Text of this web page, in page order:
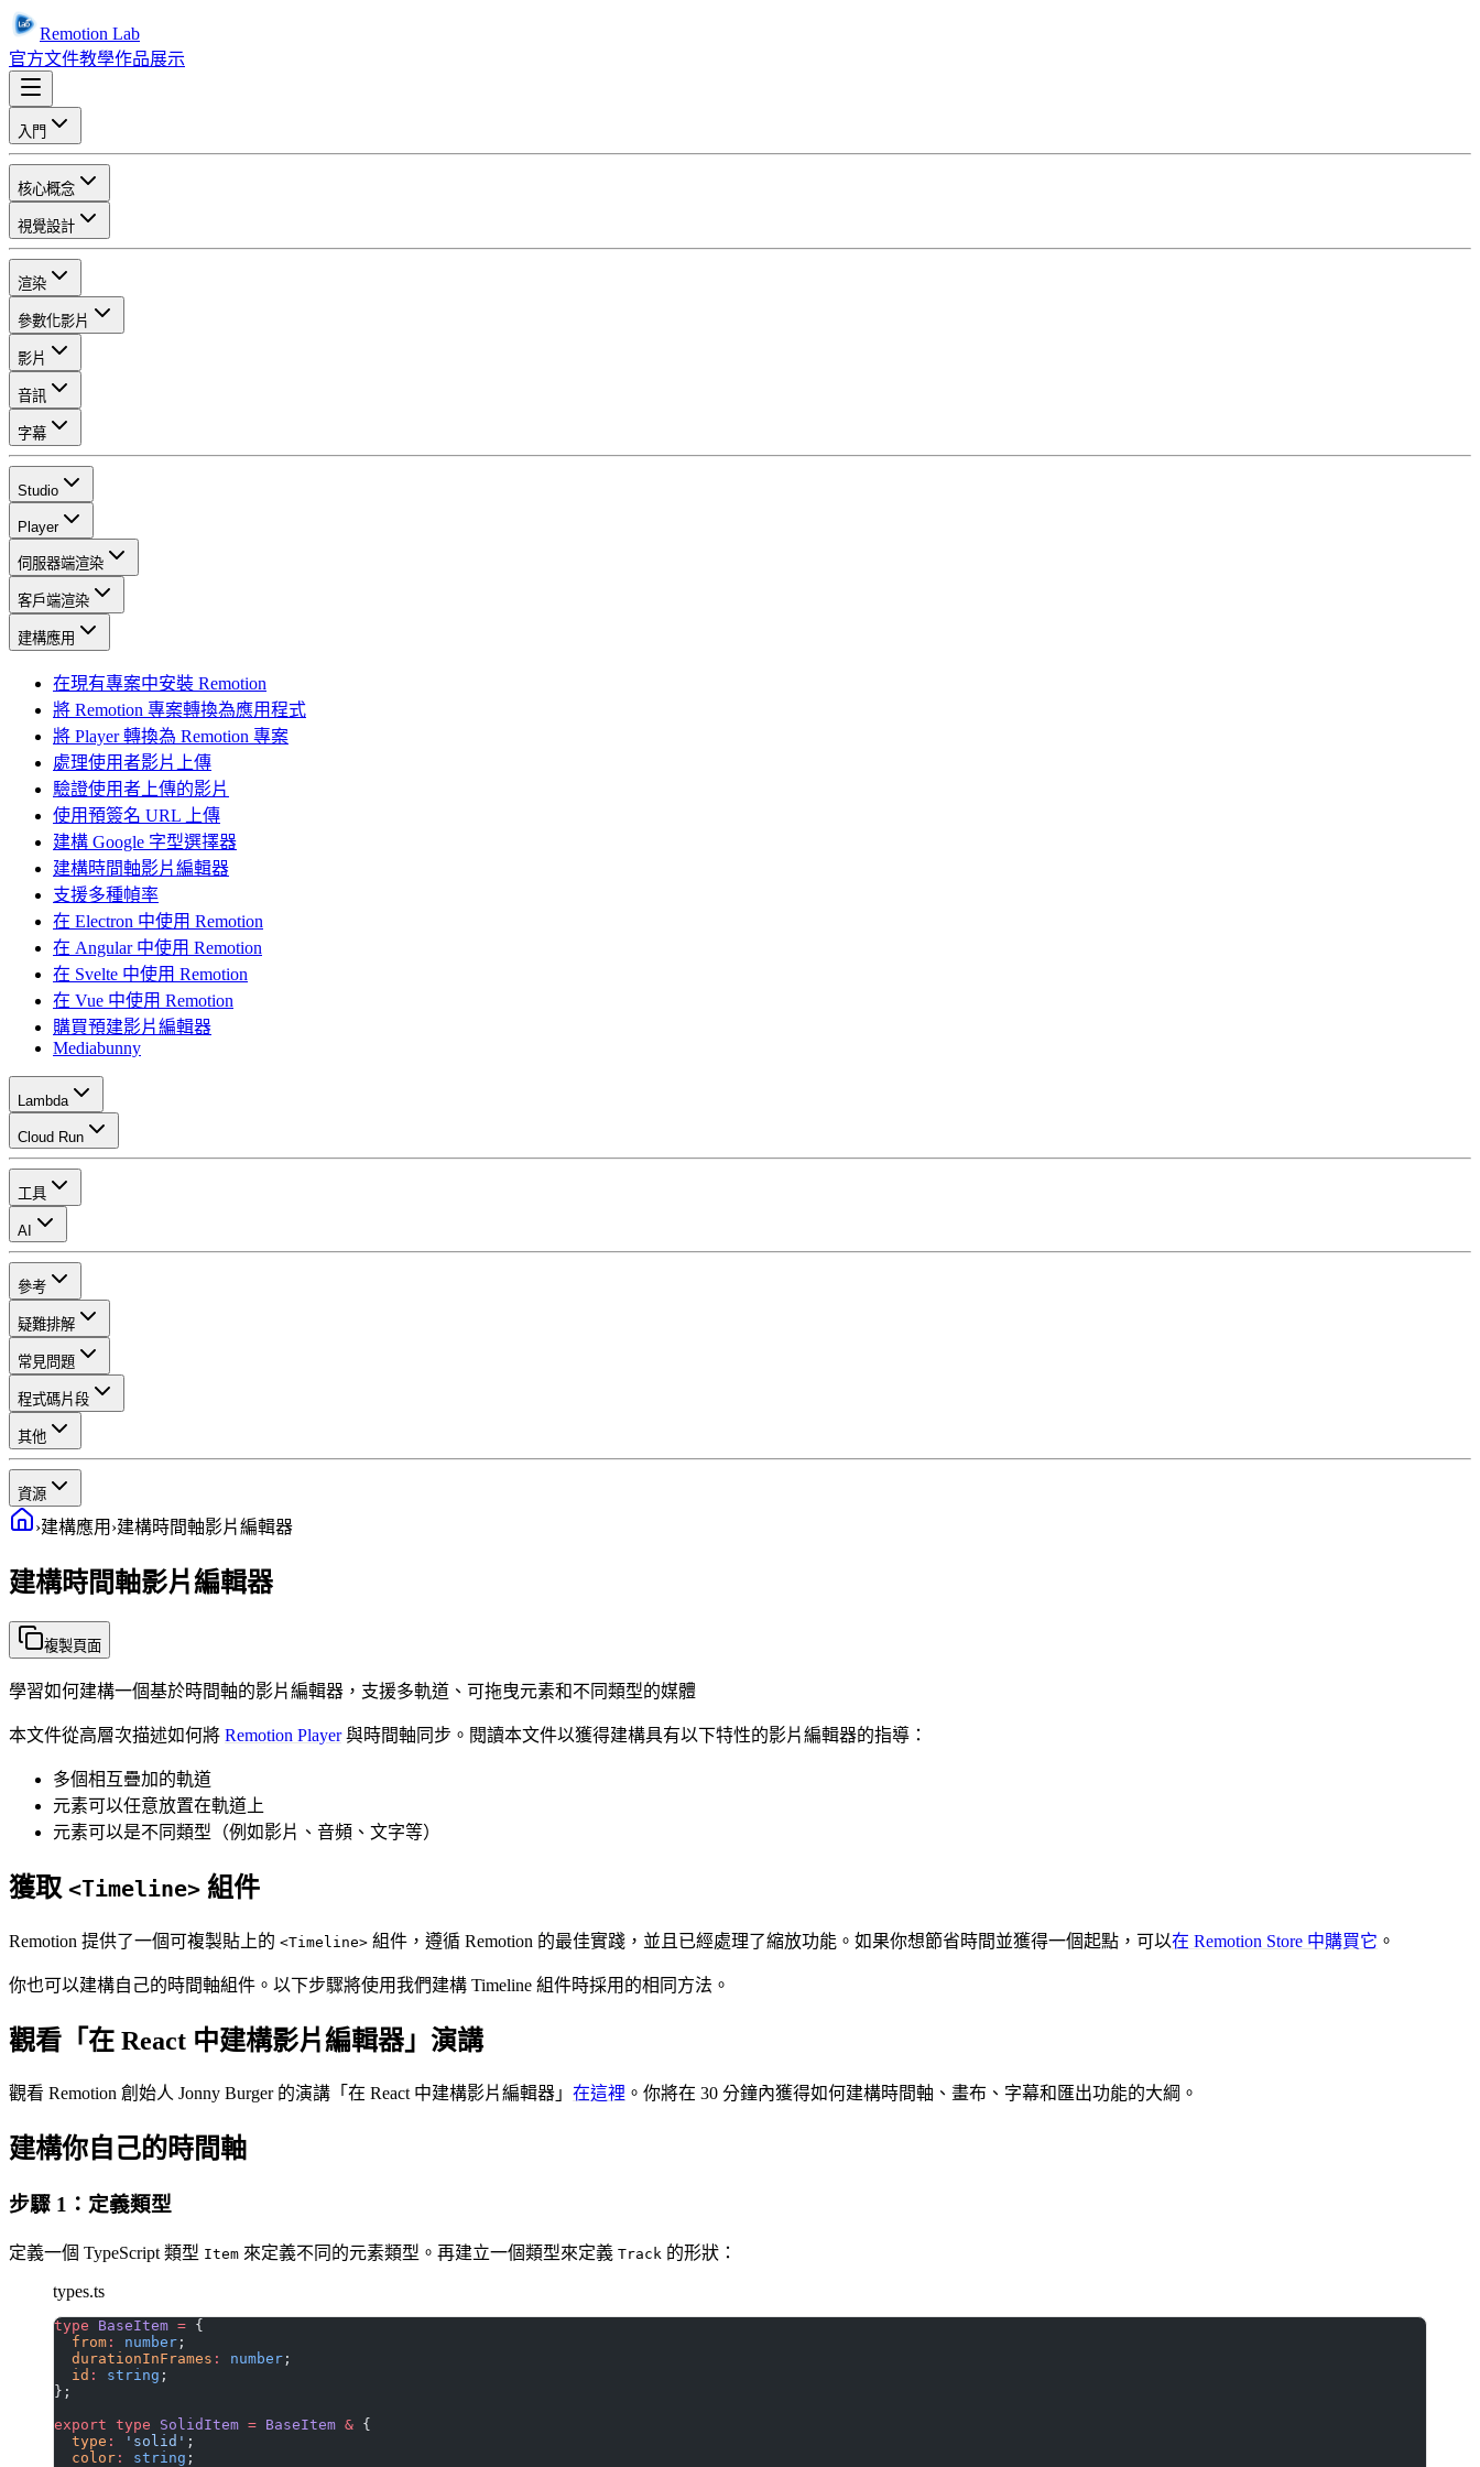
Remotion Lab
官方文件教學作品展示
入門
核心概念
視覺設計
渲染
參數化影片
影片
音訊
字幕
Studio
Player
伺服器端渲染
客戶端渲染
建構應用
在現有專案中安裝 Remotion
將 Remotion 專案轉換為應用程式
將 Player 轉換為 Remotion 專案
處理使用者影片上傳
驗證使用者上傳的影片
使用預簽名 URL 上傳
建構 Google 字型選擇器
建構時間軸影片編輯器
支援多種幀率
在 Electron 中使用 Remotion
在 Angular 中使用 Remotion
在 Svelte 中使用 Remotion
在 Vue 中使用 Remotion
購買預建影片編輯器
Mediabunny
Lambda
Cloud Run
工具
AI
參考
疑難排解
常見問題
程式碼片段
其他
資源
›建構應用 ›建構時間軸影片編輯器
建構時間軸影片編輯器
複製頁面
學習如何建構一個基於時間軸的影片編輯器，支援多軌道、可拖曳元素和不同類型的媒體
本文件從高層次描述如何將 Remotion Player與時間軸同步。閱讀本文件以獲得建構具有以下特性的影片編輯器的指導：
多個相互疊加的軌道
元素可以任意放置在軌道上
元素可以是不同類型（例如影片、音頻、文字等）
獲取 <Timeline> 組件
Remotion 提供了一個可複製貼上的 <Timeline> 組件，遵循 Remotion 的最佳實踐，並且已經處理了縮放功能。如果你想節省時間並獲得一個起點，可以在 Remotion Store 中購買它 。
你也可以建構自己的時間軸組件。以下步驟將使用我們建構 Timeline 組件時採用的相同方法。
觀看「在 React 中建構影片編輯器」演講
觀看 Remotion 創始人 Jonny Burger 的演講「在 React 中建構影片編輯器」 在這裡 。你將在 30 分鐘內獲得如何建構時間軸、畫布、字幕和匯出功能的大綱。
建構你自己的時間軸
步驟 1：定義類型
定義一個 TypeScript 類型 Item 來定義不同的元素類型。再建立一個類型來定義 Track 的形狀：
types.ts
type BaseItem = {
  from
: number ;
  durationInFrames
: number ;
  id
: string ;
};
export type SolidItem = BaseItem & {
  type
: 'solid' ;
  color
: string ;